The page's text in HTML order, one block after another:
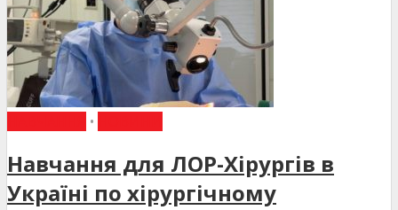
•
Навчання для ЛОР-Хірургів в
Україні по хірургічному